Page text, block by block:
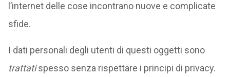
l’internet delle cose incontrano nuove e complicate
sfide.
I dati personali degli utenti di questi oggetti sono
trattatispesso senza rispettare i principi di privacy.